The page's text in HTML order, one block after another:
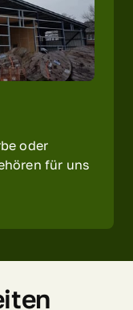
oder
für uns